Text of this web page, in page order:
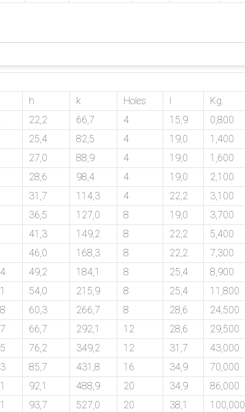
h k Holes l
Kg.
22,2 66,7 4 15,9
0,800
25,4 82,5 4 19,0
1,400
27,0 88,9 4 19,0
1,600
28,6 98,4 4 19,0
2,100
31,7 114,3 4 22,2
3,100
36,5 127,0 8 19,0
3,700
41,3 149,2 8 22,2
5,400
46,0 168,3 8 22,2
7,300
49,2 184,1 8 25,4
8,900
54,0 215,9 8 25,4
11,800
60,3 266,7 8 28,6
24,500
66,7 292,1 12 28,6
29,500
76,2 349,2 12 31,7
43,000
85,7 431,8 16 34,9
70,000
92,1 488,9 20 34,9
86,000
93,7 527,0 20 38,1
100,000